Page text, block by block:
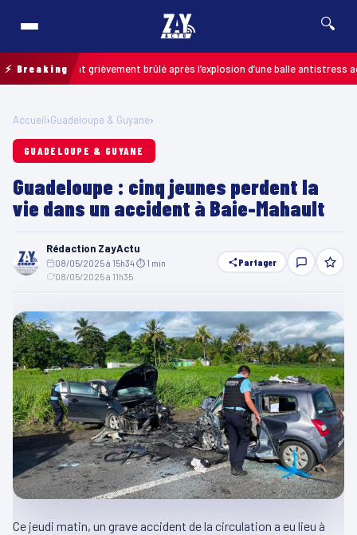
🔍
⚡ Breaking
un enfant grièvement brûlé après l’explosion d’une balle antistress
Accueil›Guadeloupe & Guyane›
GUADELOUPE & GUYANE
Guadeloupe : cinq jeunes perdent la
vie dans un accident à Baie-Mahault
Rédaction ZayActu
08/05/2025 à 15h34⏱ 1 min
08/05/2025 à 11h35
Partager
Ce jeudi matin, un grave accident de la circulation a eu lieu à